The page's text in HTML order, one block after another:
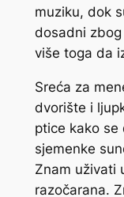
muziku, dok
dosadni
više toga da
Sreća za
dvorište i
ptice kako se
sjemenke
Znam uživati
razočarana.